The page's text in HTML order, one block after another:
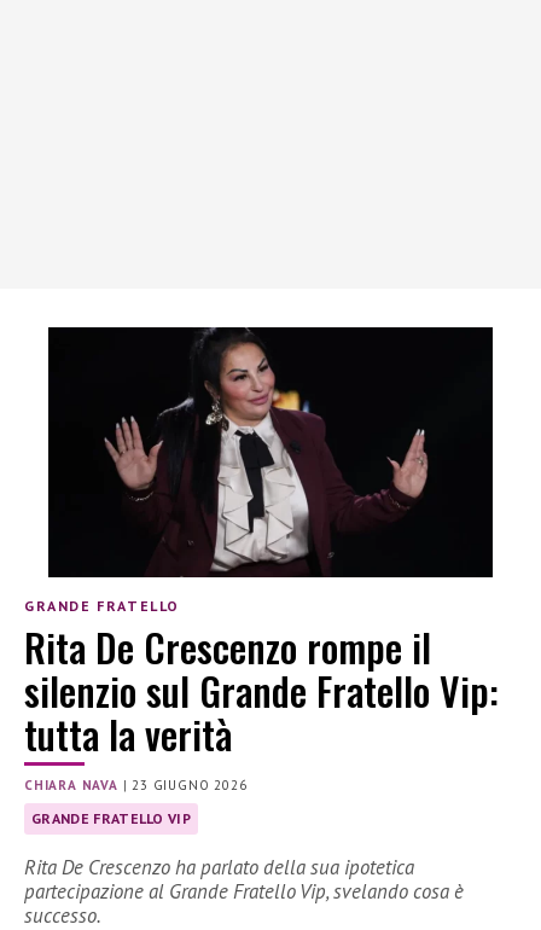
GRANDE FRATELLO
Rita De Crescenzo rompe il
silenzio sul Grande Fratello Vip:
tutta la verità
CHIARA NAVA |23 GIUGNO 2026
GRANDE FRATELLO VIP
Rita De Crescenzo ha parlato della sua ipotetica
partecipazione al Grande Fratello Vip, svelando cosa è
successo.